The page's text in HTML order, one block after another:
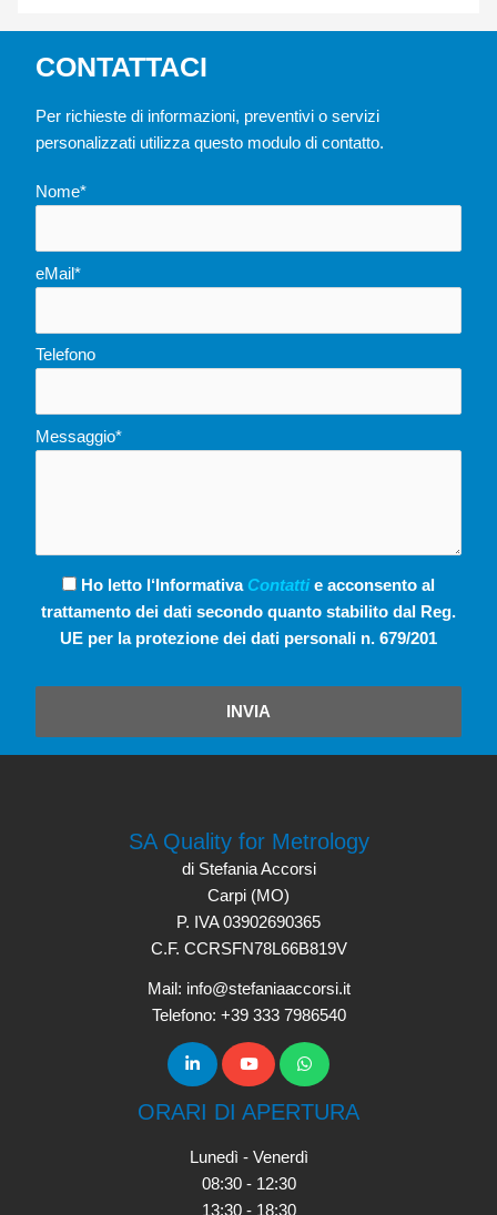
CONTATTACI
Per richieste di informazioni, preventivi o servizi
personalizzati utilizza questo modulo di contatto.
Nome*
eMail*
Telefono
Messaggio*
Ho letto l‘Informativa Contattie acconsento al
trattamento dei dati secondo quanto stabilito dal Reg.
UE per la protezione dei dati personali n. 679/201
INVIA
SA Quality for Metrology
di Stefania Accorsi
Carpi (MO)
P. IVA 03902690365
C.F. CCRSFN78L66B819V
Mail: info@stefaniaaccorsi.it
Telefono: +39 333 7986540
ORARI DI APERTURA
Lunedì - Venerdì
08:30 - 12:30
13:30 - 18:30